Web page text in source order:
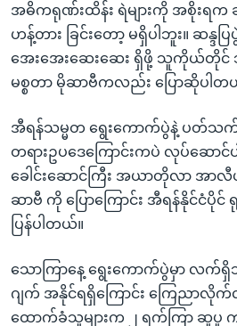
စာမျက်နှာ
ကျော်
ကြည့်
ရှာဖွေ
နေရာ
သို့
သုတပဒေသာ အင်္ဂလိပ်စာ
Learning English
ဗွီအိုအေ လူမှုကွန်ယက်များ
ဘာသာစကားများ
အဓိကရုဏ်းထိန်း ရဲများကို အစိုးရက
ဟန့်တား ခြင်းတော့ မရှိပါဘူး။ ဆန္ဒပ
အေးအေးဆေးဆေး ရှိဖို့ သူကိုယ်တိုင်
မစ္စတာ မိုဆာဗီကလည်း ပြောဆိုပါတ
အီရန်သမ္မတ ရွေးကောက်ပွဲနဲ့ ပတ်သက်ပ
တရားဥပဒေကြောင်းကပဲ လုပ်ဆောင်
ခေါင်းဆောင်ကြီး အယာတိုလာ အာလီ
ဆာဗီ ကို ပြောကြောင်း အီရန်နိုင်
ပြန်ပါတယ်။
သောကြာနေ့ ရွေးကောက်ပွဲမှာ လက်ရှိ
ဂျက် အနိုင်ရရှိကြောင်း ကြေညာလို
ထောက်ခံသူများက ၂ ရက်ကြာ ဆူပူ